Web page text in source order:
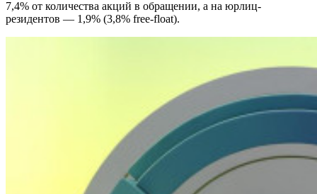
7,4% от количества акций в обращении, а на юрлиц-
резидентов — 1,9% (3,8% free-float).